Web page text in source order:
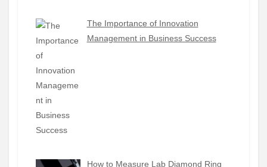
The Importance of Innovation
Management in Business Success
How to Measure Lab Diamond Ring